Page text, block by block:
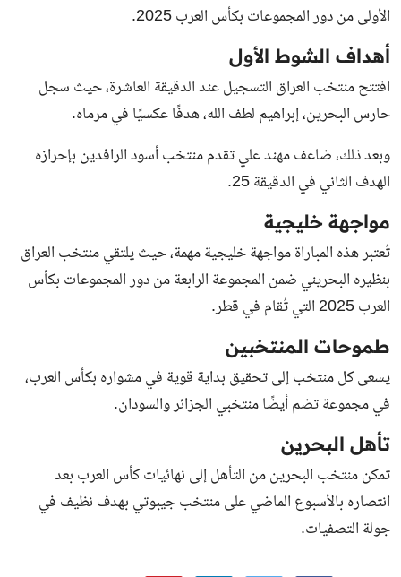
الأولى من دور المجموعات بكأس العرب 2025.
أهداف الشوط الأول
افتتح منتخب العراق التسجيل عند الدقيقة العاشرة، حيث سجل
حارس البحرين، إبراهيم لطف الله، هدفًا عكسيًا في مرماه.
وبعد ذلك، ضاعف مهند علي تقدم منتخب أسود الرافدين بإحرازه
الهدف الثاني في الدقيقة 25.
مواجهة خليجية
تُعتبر هذه المباراة مواجهة خليجية مهمة، حيث يلتقي منتخب العراق
بنظيره البحريني ضمن المجموعة الرابعة من دور المجموعات بكأس
العرب 2025 التي تُقام في قطر.
طموحات المنتخبين
يسعى كل منتخب إلى تحقيق بداية قوية في مشواره بكأس العرب،
في مجموعة تضم أيضًا منتخبي الجزائر والسودان.
تأهل البحرين
تمكن منتخب البحرين من التأهل إلى نهائيات كأس العرب بعد
انتصاره بالأسبوع الماضي على منتخب جيبوتي بهدف نظيف في
جولة التصفيات.